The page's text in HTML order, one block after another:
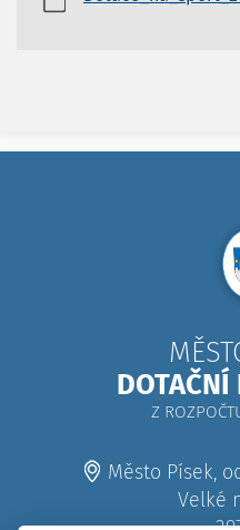
DOTAČNÍ
Z
Město Písek,
Velké